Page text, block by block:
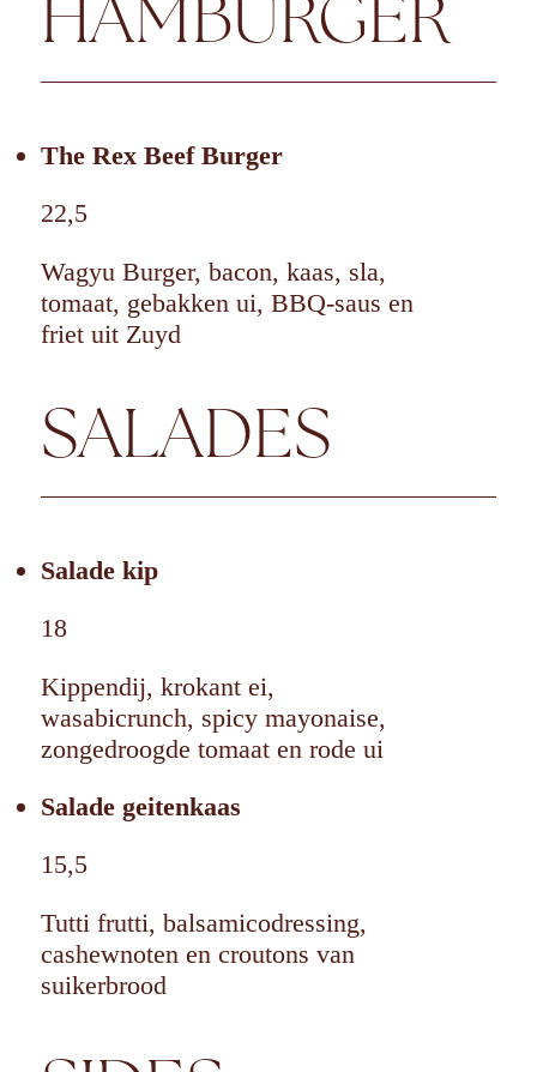
HAMBURGER
The Rex Beef Burger
22,5
Wagyu Burger, bacon, kaas, sla,
tomaat, gebakken ui, BBQ-saus en
friet uit Zuyd
SALADES
Salade kip
18
Kippendij, krokant ei,
wasabicrunch, spicy mayonaise,
zongedroogde tomaat en rode ui
Salade geitenkaas
15,5
Tutti frutti, balsamicodressing,
cashewnoten en croutons van
suikerbrood